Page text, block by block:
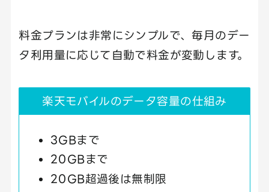
料金プランは非常にシンプルで、毎月のデー
タ利用量に応じて自動で料金が変動します。
楽天モバイルのデータ容量の仕組み
3GBまで
20GBまで
20GB超過後は無制限